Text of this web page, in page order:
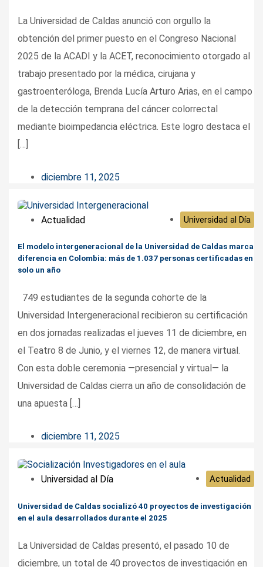
La Universidad de Caldas anunció con orgullo la
obtención del primer puesto en el Congreso Nacional
2025 de la ACADI y la ACET, reconocimiento otorgado al
trabajo presentado por la médica, cirujana y
gastroenteróloga, Brenda Lucía Arturo Arias, en el campo
de la detección temprana del cáncer colorrectal
mediante bioimpedancia eléctrica. Este logro destaca el
[…]
diciembre 11, 2025
Actualidad Universidad al Día
El modelo intergeneracional de la Universidad de Caldas marca
diferencia en Colombia: más de 1.037 personas certificadas en
solo un año
749 estudiantes de la segunda cohorte de la
Universidad Intergeneracional recibieron su certificación
en dos jornadas realizadas el jueves 11 de diciembre, en
el Teatro 8 de Junio, y el viernes 12, de manera virtual.
Con esta doble ceremonia —presencial y virtual— la
Universidad de Caldas cierra un año de consolidación de
una apuesta […]
diciembre 11, 2025
Universidad al Día Actualidad
Universidad de Caldas socializó 40 proyectos de investigación
en el aula desarrollados durante el 2025
La Universidad de Caldas presentó, el pasado 10 de
diciembre, un total de 40 proyectos de investigación en